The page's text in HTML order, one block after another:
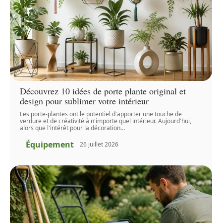
Découvrez 10 idées de porte plante original et
design pour sublimer votre intérieur
Les porte-plantes ont le potentiel d'apporter une touche de
verdure et de créativité à n'importe quel intérieur. Aujourd'hui,
alors que l'intérêt pour la décoration…
Équipement 26 juillet 2026